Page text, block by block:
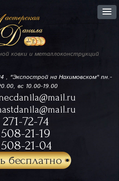
ковки и металлоконструкций
, "Экспострой на Нахимовском"пн.-
вс 10.00-19.00
271-72-74
508-21-19
508-21-04
бесплатно